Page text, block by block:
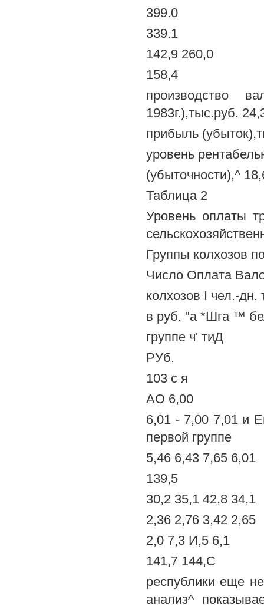
399.0
339.1
142,9 260,0
158,4
производство
1983г.),тыс.руб.
прибыль
уровень
(убыточности),^
Таблица 2
Уровень оплаты
Группы колхозов
Число Оплата
колхозов I чел.-
в руб. "а *Шга ™
группе ч' тиД
РУб.
103 с я
АО 6,00
6,01 - 7,00 7,01 и
первой группе
5,46 6,43 7,65 6,01
139,5
30,2 35,1 42,8 34,1
2,36 2,76 3,42 2,65
2,0 7,3 И,5 6,1
141,7 144,С
республики еще
анализ^